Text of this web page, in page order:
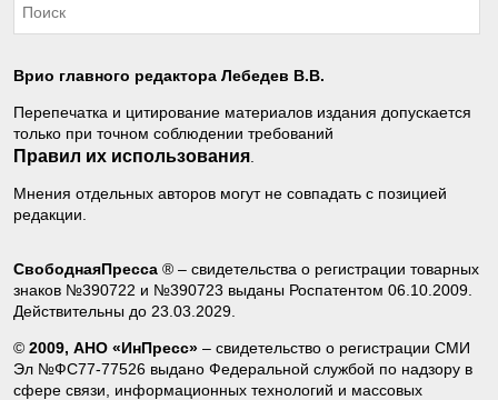
Врио главного редактора Лебедев В.В.
Перепечатка и цитирование материалов издания допускается
только при точном соблюдении требований
Правил их использования
Мнения отдельных авторов могут не совпадать с позицией
редакции.
СвободнаяПресса ® – свидетельства о регистрации товарных
знаков №390722 и №390723 выданы Роспатентом 06.10.2009.
Действительны до 23.03.2029.
© 2009, АНО «ИнПресс» – свидетельство о регистрации СМИ
Эл №ФС77-77526 выдано Федеральной службой по надзору в
сфере связи, информационных технологий и массовых